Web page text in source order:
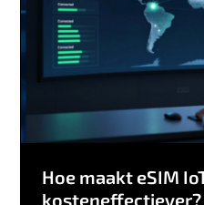
Hoe maakt eSIM
kosteneffectiever?